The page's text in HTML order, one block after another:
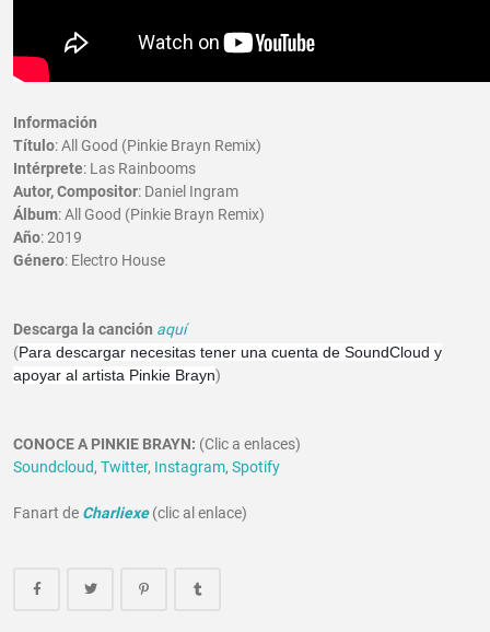
Información
Título: All Good (Pinkie Brayn Remix)
Intérprete: Las Rainbooms
Autor, Compositor: Daniel Ingram
Álbum: All Good (Pinkie Brayn Remix)
Año: 2019
Género: Electro House
Descarga la canción aquí
(Para descargar necesitas tener una cuenta de SoundCloud y
apoyar al artista Pinkie Brayn)
CONOCE A PINKIE BRAYN: (Clic a enlaces)
Soundcloud, Twitter, Instagram, Spotify
Fanart de Charliexe (clic al enlace)